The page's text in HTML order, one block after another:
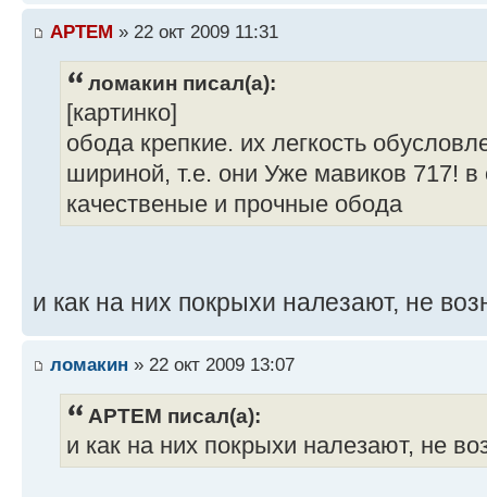
APTEM » 22 окт 2009 11:31
ломакин писал(а):
[картинко]
обода крепкие. их легкость
шириной, т.е. они Уже мавиков 717! в
качественые и прочные обода
и как на них покрыхи налезают, не
ломакин » 22 окт 2009 13:07
APTEM писал(а):
и как на них покрыхи налезают, не